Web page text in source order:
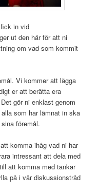
in vid
ut den här för att ni
om vad som kommit
Vi kommer att lägga
er att berätta era
gör ni enklast genom
som har lämnat in ska
föremål.
komma ihåg vad ni har
intressant att dela med
att komma med tankar
på i vår diskussionstråd